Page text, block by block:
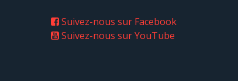
Suivez-nous sur Facebook
Suivez-nous sur YouTube